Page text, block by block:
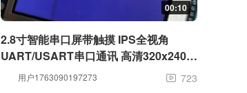
00:10
2.8寸智能串口屏带触摸 IPS全视角
UART/USART串口通讯 高清320x240分
辨率工控屏，RS232串口通讯，TFT彩
用户1763090197273  723